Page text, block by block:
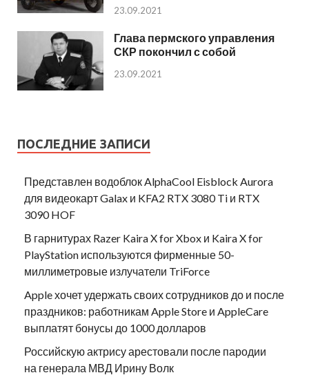
23.09.2021
Глава пермского управления
СКР покончил с собой
23.09.2021
ПОСЛЕДНИЕ ЗАПИСИ
Представлен водоблок AlphaCool Eisblock Aurora
для видеокарт Galax и KFA2 RTX 3080 Ti и RTX
3090 HOF
В гарнитурах Razer Kaira X for Xbox и Kaira X for
PlayStation используются фирменные 50-
миллиметровые излучатели TriForce
Apple хочет удержать своих сотрудников до и после
праздников: работникам Apple Store и AppleCare
выплатят бонусы до 1000 долларов
Российскую актрису арестовали после пародии
на генерала МВД Ирину Волк